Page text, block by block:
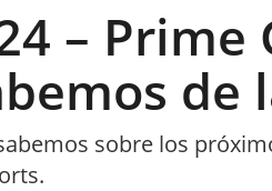
–
de
sobre los